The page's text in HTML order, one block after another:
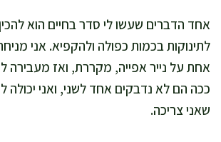
אחד הדברים שעשו לי סדר בחיים הוא
לתינוקות בכמות כפולה ולהקפיא. אני
אחת על נייר אפייה, מקררת, ואז מעבירה
ככה הם לא נדבקים אחד לשני, ואני יכולה
שאני צריכה.